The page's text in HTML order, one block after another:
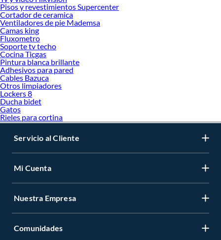
Pisos y revestimientos Supercenter
Cortador de ceramica
Ventiladores de pie Mademsa
Camas king
Fluxometro
Soporte tv techo
Cocina Ticgas
Pintura blanca brillante
Adhesivos para pared
Cables Bazuca
Otros limpiadores
Lockers 8
Ducha bidet
Gatos
Rieles para cortina
Servicio al Cliente
Mi Cuenta
Nuestra Empresa
Comunidades